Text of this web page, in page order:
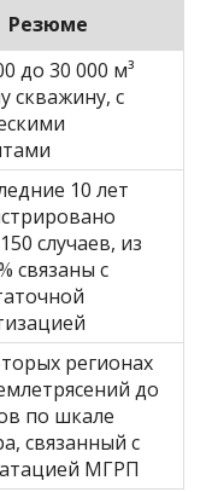
Резюме
до 30 000 м³
скважину, с
10 лет
случаев, из
связаны с
регионах
до
по шкале
связанный с
МГРП